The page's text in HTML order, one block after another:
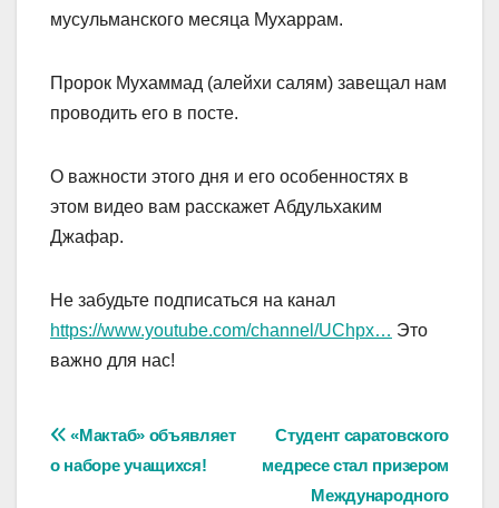
мусульманского месяца Мухаррам.
Пророк Мухаммад (алейхи салям) завещал нам
проводить его в посте.
О важности этого дня и его особенностях в
этом видео вам расскажет Абдульхаким
Джафар.
Не забудьте подписаться на канал
https://www.youtube.com/channel/UChpx… Это
важно для нас!
Навигация
Студент саратовского
медресе стал призером
Международного
«Мактаб» объявляет
о наборе учащихся!